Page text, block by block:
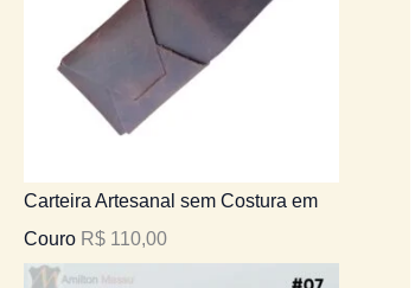
Carteira Artesanal sem Costura em
Couro R$ 110,00